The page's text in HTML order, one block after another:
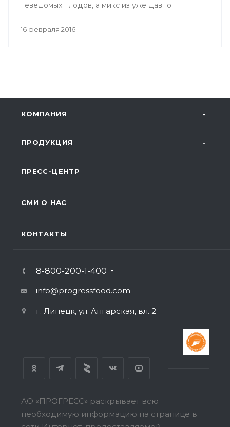
неведомых плодов, а микс из уже давно
из самых важных свойств детского питания - это
16 февраля 2016
КОМПАНИЯ
ПРОДУКЦИЯ
ПРЕСС-ЦЕНТР
СМИ О НАС
КОНТАКТЫ
8-800-200-1-400
info@progressfood.com
г. Липецк, ул. Ангарская, вл. 2
АО «ПРОГРЕСС» раскрывает всю
необходимую информацию на странице в